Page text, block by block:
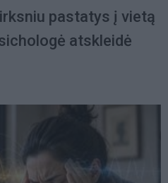
pastatys į vietą
atskleidė